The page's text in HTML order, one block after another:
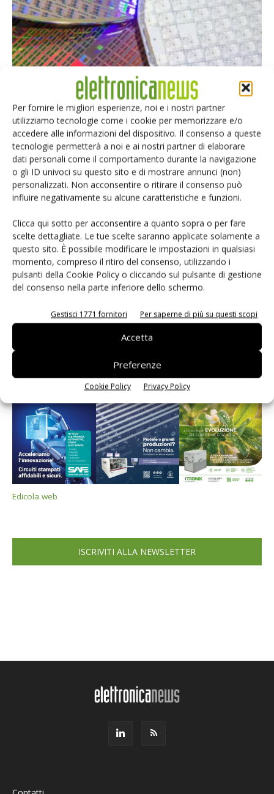
Per fornire le migliori esperienze, noi e i nostri partner
utilizziamo tecnologie come i cookie per memorizzare e/o
accedere alle informazioni del dispositivo. Il consenso a queste
tecnologie permetterà a noi e ai nostri partner di elaborare
dati personali come il comportamento durante la navigazione
o gli ID univoci su questo sito e di mostrare annunci (non)
personalizzati. Non acconsentire o ritirare il consenso può
influire negativamente su alcune caratteristiche e funzioni.
Clicca qui sotto per acconsentire a quanto sopra o per fare
scelte dettagliate. Le tue scelte saranno applicate solamente a
questo sito. È possibile modificare le impostazioni in qualsiasi
momento, compreso il ritiro del consenso, utilizzando i
pulsanti della Cookie Policy o cliccando sul pulsante di gestione
del consenso nella parte inferiore dello schermo.
Gestisci 1771 fornitori Per saperne di più su questi scopi
Accetta
Preferenze
Cookie Policy Privacy Policy
imec: il mondo a dimensioni subnanometriche
Riccardo Busetto - 19 Marzo 2026
Selezione di elettronica
Edicola web
PCB Magazine
Edicola web
ISCRIVITI ALLA NEWSLETTER